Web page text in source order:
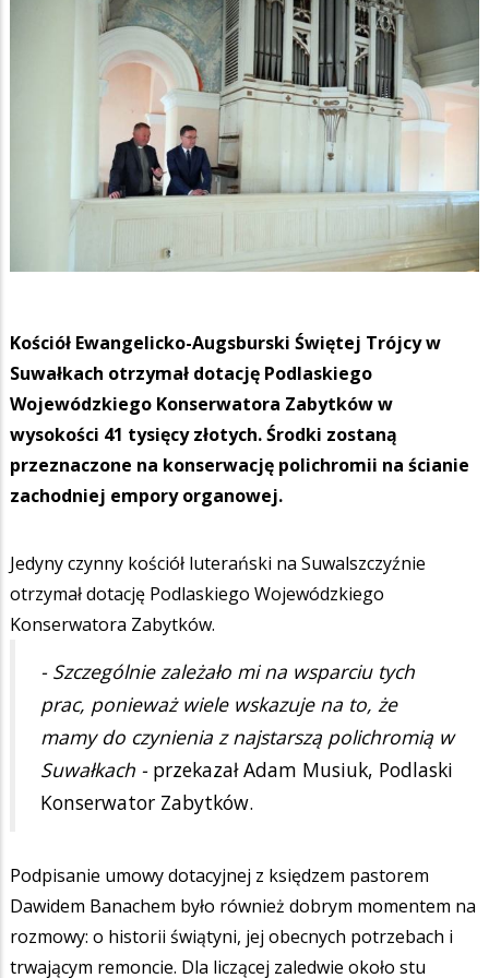
Kościół Ewangelicko-Augsburski Świętej Trójcy w
Suwałkach otrzymał dotację Podlaskiego
Wojewódzkiego Konserwatora Zabytków w
wysokości 41 tysięcy złotych. Środki zostaną
przeznaczone na konserwację polichromii na ścianie
zachodniej empory organowej.
Jedyny czynny kościół luterański na Suwalszczyźnie
otrzymał dotację Podlaskiego Wojewódzkiego
Konserwatora Zabytków.
- Szczególnie zależało mi na wsparciu tych
prac, ponieważ wiele wskazuje na to, że
mamy do czynienia z najstarszą polichromią w
Suwałkach - przekazał Adam Musiuk, Podlaski
Konserwator Zabytków.
Podpisanie umowy dotacyjnej z księdzem pastorem
Dawidem Banachem było również dobrym momentem na
rozmowy: o historii świątyni, jej obecnych potrzebach i
trwającym remoncie. Dla liczącej zaledwie około stu